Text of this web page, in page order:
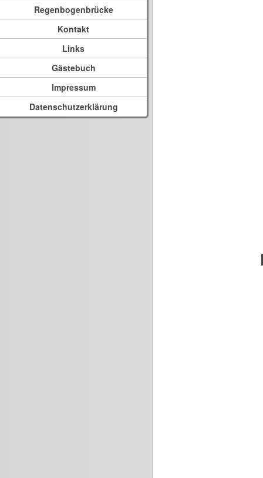
Regenbogenbrücke
Kontakt
Links
Gästebuch
Impressum
Datenschutzerklärung